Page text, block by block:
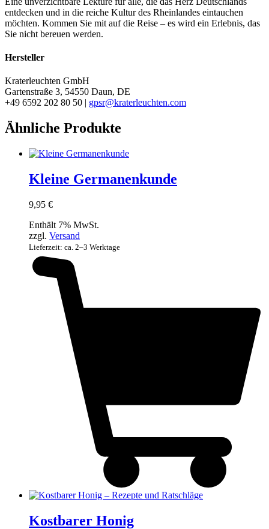
entdecken und in die reiche Kultur des Rheinlandes eintauchen
möchten. Kommen Sie mit auf die Reise – es wird ein Erlebnis, das
Sie nicht bereuen werden.
Hersteller
Kraterleuchten GmbH
Gartenstraße 3, 54550 Daun, DE
+49 6592 202 80 50 | gpsr@kraterleuchten.com
Ähnliche Produkte
Kleine Germanenkunde
9,95 €
Enthält 7% MwSt.
zzgl. Versand
Lieferzeit: ca. 2–3 Werktage
Kostbarer Honig